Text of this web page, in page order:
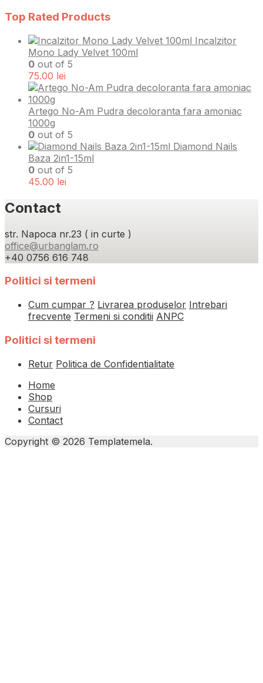
Top Rated Products
Incalzitor
Mono Lady Velvet 100ml
0 out of 5
75.00 lei
Artego No-Am Pudra decoloranta fara amoniac
1000g
0 out of 5
Diamond Nails
Baza 2in1-15ml
0 out of 5
45.00 lei
Contact
str. Napoca nr.23 ( in curte )
office@urbanglam.ro
+40 0756 616 748
Politici si termeni
Cum cumpar ? Livrarea produselor Intrebari
frecvente Termeni si conditii ANPC
Politici si termeni
Retur Politica de Confidentialitate
Home
Shop
Cursuri
Contact
Copyright © 2026 Templatemela.